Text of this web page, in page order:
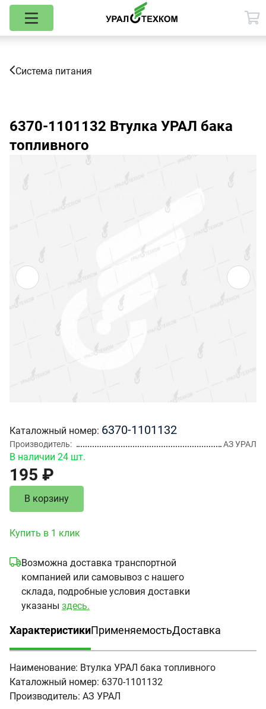
Система питания
6370-1101132 Втулка УРАЛ бака
топливного
Каталожный номер 6370-1101132
Производитель АЗ УРАЛ
В наличии 24 шт.
195 ₽
В корзину
Купить в 1 клик
Возможна доставка транспортной
компанией или самовывоз с нашего
склада, подробные условия доставки
указаны здесь.
Характеристики
(активная вкладка)
ПрименяемостьДоставка
Наименование: Втулка УРАЛ бака топливного
Каталожный номер: 6370-1101132
Производитель: АЗ УРАЛ